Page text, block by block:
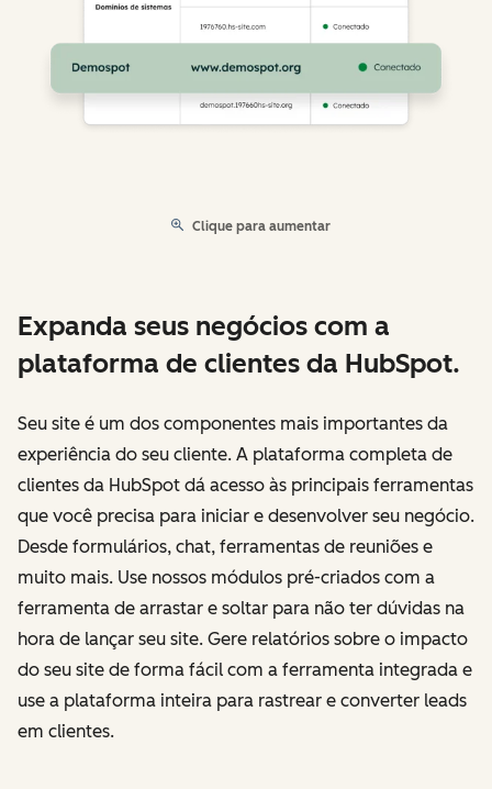
Clique para aumentar
Expanda seus negócios com a
plataforma de clientes da HubSpot.
Seu site é um dos componentes mais importantes da
experiência do seu cliente. A plataforma completa de
clientes da HubSpot dá acesso às principais ferramentas
que você precisa para iniciar e desenvolver seu negócio.
Desde formulários, chat, ferramentas de reuniões e
muito mais. Use nossos módulos pré-criados com a
ferramenta de arrastar e soltar para não ter dúvidas na
hora de lançar seu site. Gere relatórios sobre o impacto
do seu site de forma fácil com a ferramenta integrada e
use a plataforma inteira para rastrear e converter leads
em clientes.